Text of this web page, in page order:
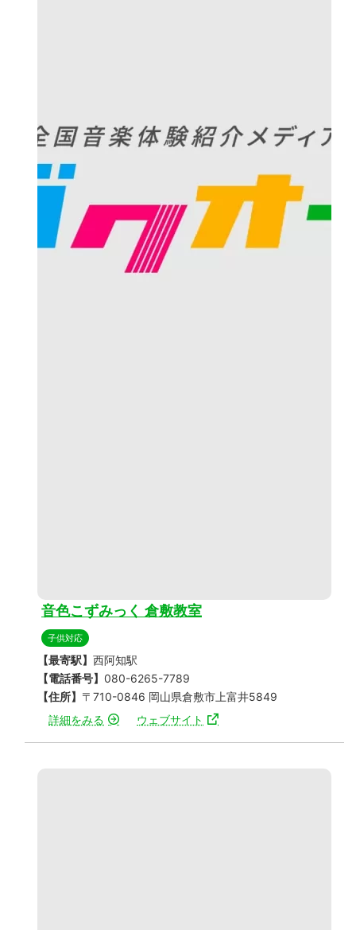
音色こずみっく 倉敷教室
子供対応
【最寄駅】 西阿知駅
【電話番号】 080-6265-7789
【住所】 〒710-0846 岡山県倉敷市上富井5849
詳細をみる
ウェブサイト